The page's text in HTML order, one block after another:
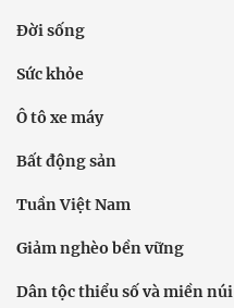
Đời sống
Sức khỏe
Ô tô xe máy
Bất động sản
Tuần Việt Nam
Giảm nghèo bền vững
Dân tộc thiểu số và miền núi